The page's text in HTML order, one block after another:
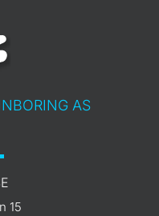
AS
15